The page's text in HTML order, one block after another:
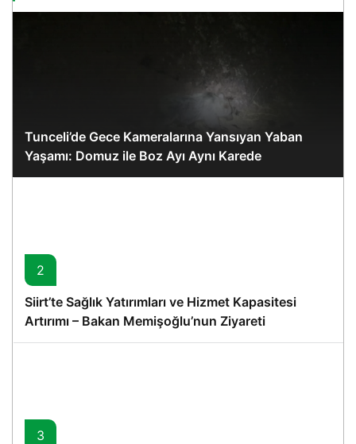
Tunceli’de Gece Kameralarına Yansıyan Yaban
Yaşamı: Domuz ile Boz Ayı Aynı Karede
2
Siirt’te Sağlık Yatırımları ve Hizmet Kapasitesi
Artırımı – Bakan Memişoğlu’nun Ziyareti
3